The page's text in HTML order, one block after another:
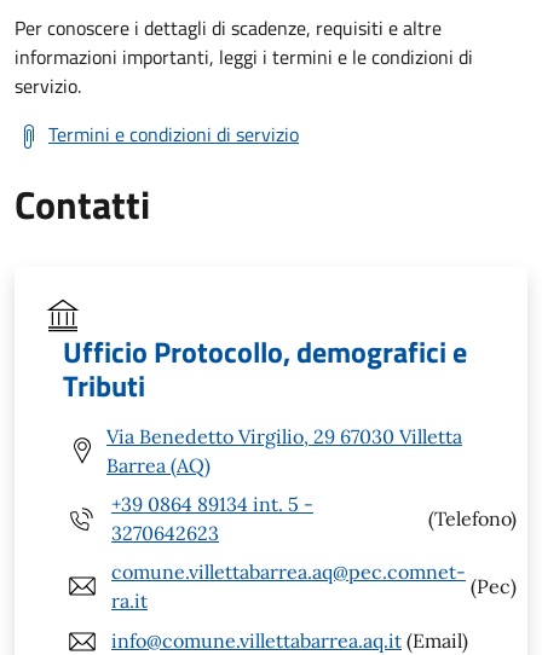
Per conoscere i dettagli di scadenze, requisiti e altre
informazioni importanti, leggi i termini e le condizioni di
servizio.
Termini e condizioni di servizio
Contatti
Ufficio Protocollo, demografici e
Tributi
Via Benedetto Virgilio, 29 67030 Villetta
Barrea (AQ)
+39 0864 89134 int. 5 -
3270642623
(Telefono)
comune.villettabarrea.aq@pec.comnet-
ra.it
(Pec)
info@comune.villettabarrea.aq.it (Email)